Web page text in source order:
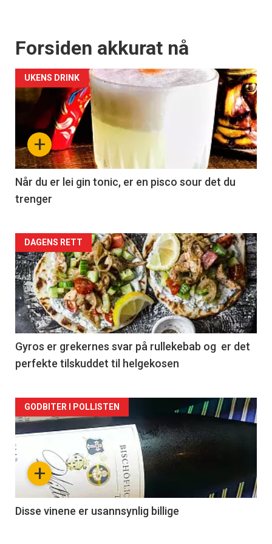
Forsiden akkurat nå
+
UKENS DRINK
Når du er lei gin tonic, er en pisco sour det du
trenger
Forsiden
akkurat
nå
-
2
DAGENS RETT
Gyros er grekernes svar på rullekebab og er det
perfekte tilskuddet til helgekosen
Forsiden
akkurat
nå
3
+
GODBITER I POLLISTEN
Disse vinene er usannsynlig billige